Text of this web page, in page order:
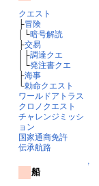
クエスト
├冒険
│└暗号解読
├交易
│├調達クエ
│└発注書クエ
├海事
└勅命クエスト
ワールドアトラス
クロノクエスト
チャレンジミッシ
ョン
国家通商免許
伝承航路
↑
船